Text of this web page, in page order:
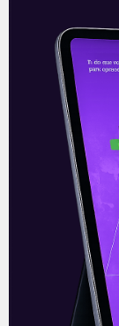
Leilão
BR-262
o leilão
Espírito
Leia mais